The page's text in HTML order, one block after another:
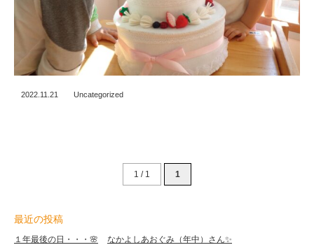
2022.11.21 Uncategorized
1 / 1 1
最近の投稿
１年最後の日・・・🌸
なかよしあおぐみ（年中）さん✨